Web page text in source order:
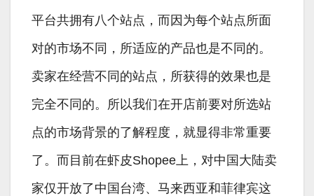
平台共拥有八个站点，而因为每个站点所面
对的市场不同，所适应的产品也是不同的。
卖家在经营不同的站点，所获得的效果也是
完全不同的。所以我们在开店前要对所选站
点的市场背景的了解程度，就显得非常重要
了。而目前在虾皮Shopee上，对中国大陆卖
家仅开放了中国台湾、马来西亚和菲律宾这